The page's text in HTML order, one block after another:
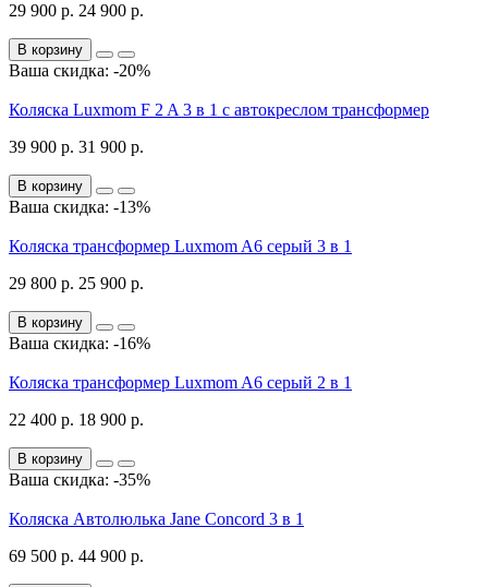
29 900 р. 24 900 р.
В корзину
Ваша скидка: -20%
Коляска Luxmom F 2 A 3 в 1 с автокреслом трансформер
39 900 р. 31 900 р.
В корзину
Ваша скидка: -13%
Коляска трансформер Luxmom A6 серый 3 в 1
29 800 р. 25 900 р.
В корзину
Ваша скидка: -16%
Коляска трансформер Luxmom A6 серый 2 в 1
22 400 р. 18 900 р.
В корзину
Ваша скидка: -35%
Коляска Автолюлька Jane Concord 3 в 1
69 500 р. 44 900 р.